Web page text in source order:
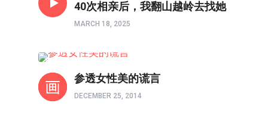
40次相亲后，我翻山越岭去找她
MARCH 18, 2025
参透女性美的谎言
DECEMBER 25, 2014